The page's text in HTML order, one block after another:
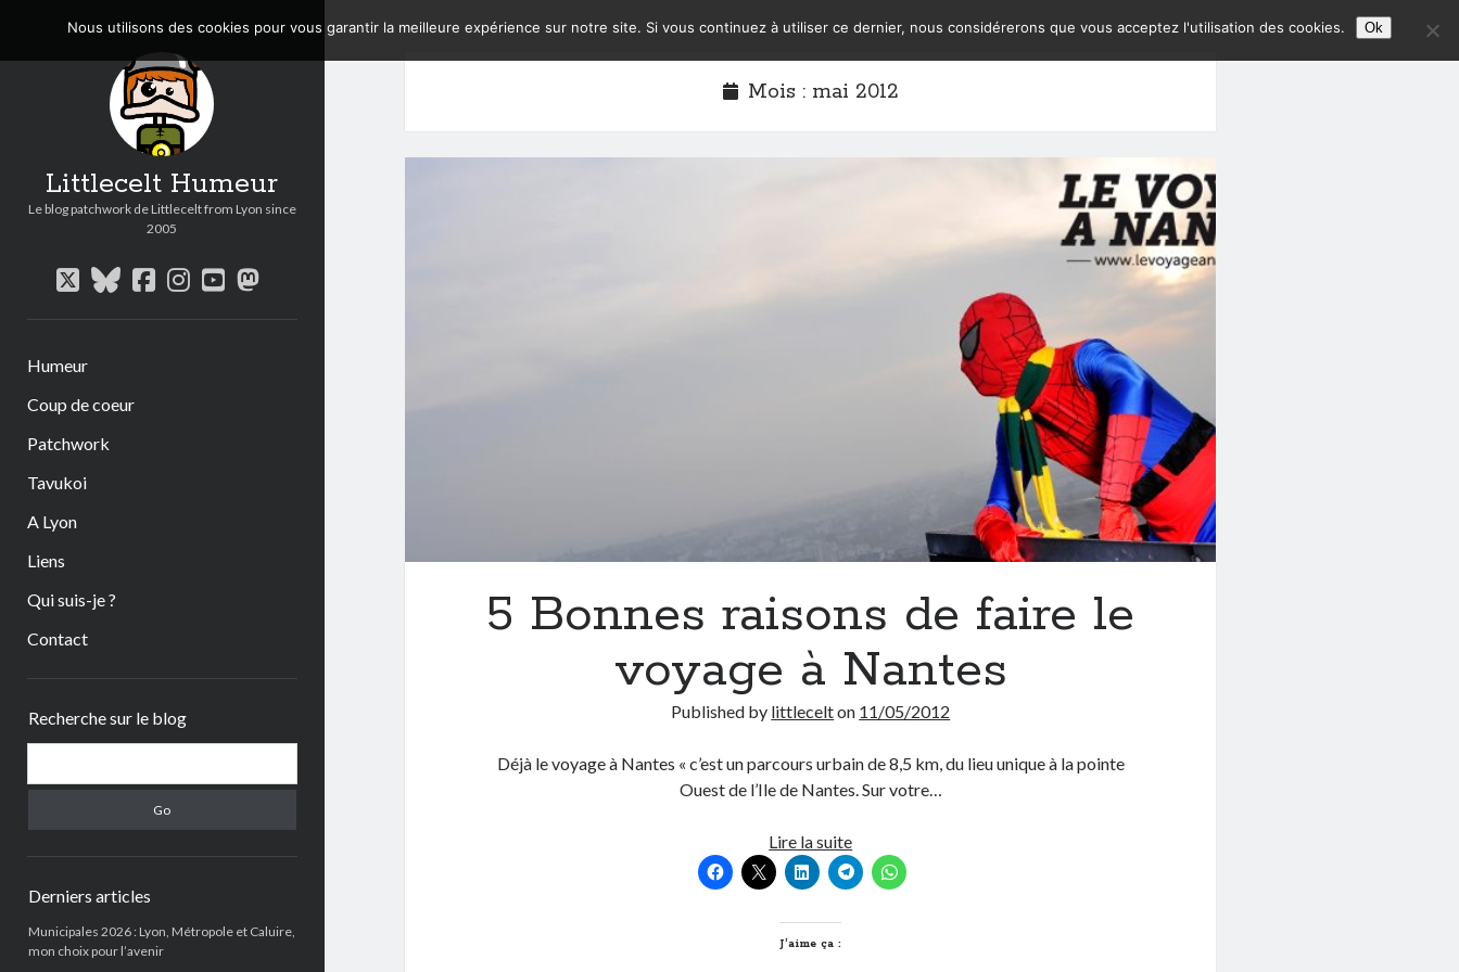
Littlecelt Humeur
Le blog patchwork de Littlecelt from Lyon since
2005
twitterbluesky
facebook
instagram
youtube
mastodon
Humeur
Coup de coeur
Patchwork
Tavukoi
A Lyon
Liens
Qui suis-je ?
Contact
Recherche sur le blog
Derniers articles
Municipales 2026 : Lyon, Métropole et Caluire,
mon choix pour l’avenir
Mois : mai 2012
5 Bonnes raisons de faire le
voyage à Nantes
Published by littlecelton 11/05/2012
Déjà le voyage à Nantes « c’est un parcours urbain de 8,5 km, du lieu unique à la pointe
Ouest de l’Ile de Nantes. Sur votre…
Lire la suite5
Bonnes
raisons
J’aime ça :
Nous utilisons des cookies pour vous garantir la meilleure expérience sur notre site. Si vous continuez à utiliser ce dernier, nous considérerons que vous acceptez l'utilisation des cookies. Ok